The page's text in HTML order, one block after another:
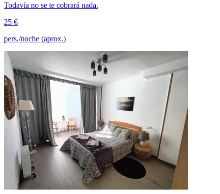
Todavía no se te cobrará nada.
25 €
pers./noche (aprox.)